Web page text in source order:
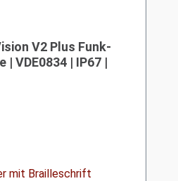
V2 Plus Funk-
VDE0834 | IP67 |
mit Brailleschrift